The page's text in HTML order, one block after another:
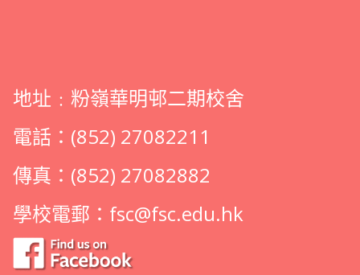
地址﹕粉嶺華明邨二期校舍
電話：(852) 27082211
傳真：(852) 27082882
學校電郵： fsc@fsc.edu.hk